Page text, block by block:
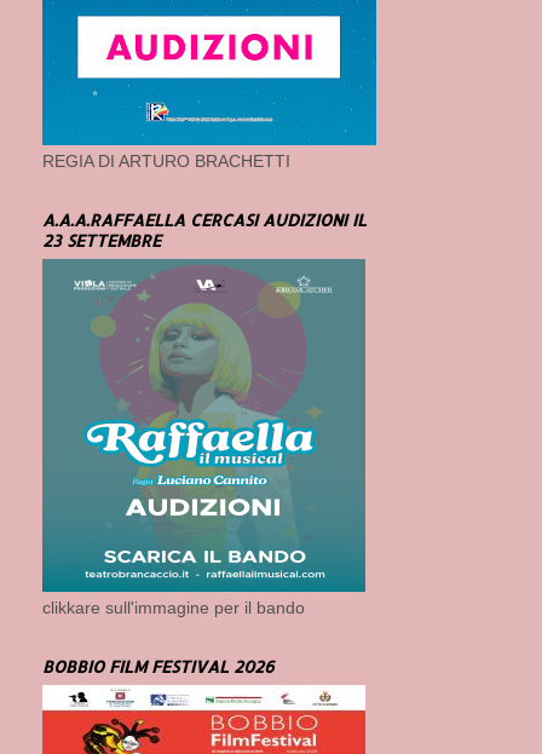
REGIA DI ARTURO BRACHETTI
A.A.A.RAFFAELLA CERCASI AUDIZIONI IL
23 SETTEMBRE
clikkare sull'immagine per il bando
BOBBIO FILM FESTIVAL 2026